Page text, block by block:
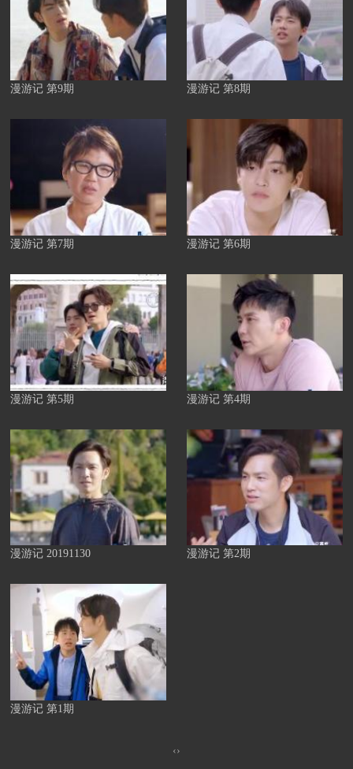
漫游记 第9期 漫游记 第8期
漫游记 第7期 漫游记 第6期
漫游记 第5期 漫游记 第4期
漫游记 20191130 漫游记 第2期
漫游记 第1期
‹›